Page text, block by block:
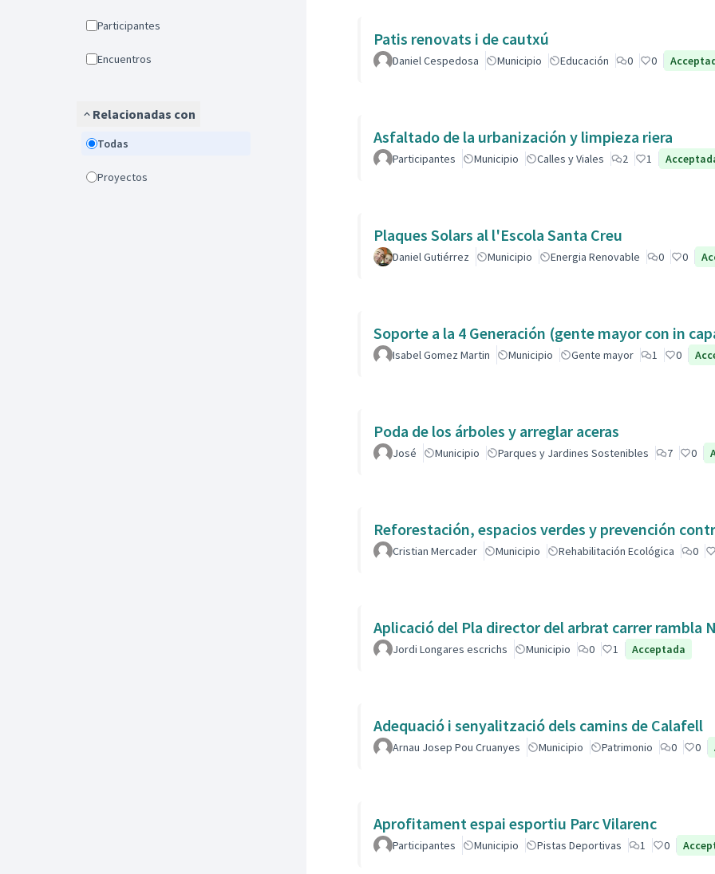
Participantes
Encuentros
Relacionadas con
Todas
Proyectos
Patis renovats i de cautxú
Daniel Cespedosa Municipio Educación 0 0
Asfaltado de la urbanización y limpieza riera
Participantes Municipio Calles y Viales 2 1
Plaques Solars al l'Escola Santa Creu
Daniel Gutiérrez Municipio Energia Renovable 0 0
Soporte a la 4 Generación (gente mayor con in
Isabel Gomez Martin Municipio Gente mayor 1 0
Poda de los árboles y arreglar aceras
José Municipio Parques y Jardines Sostenibles 7 0
Reforestación, espacios verdes y prevención
Cristian Mercader Municipio Rehabilitación Ecológica 0
Aplicació del Pla director del arbrat carrer rambla
Jordi Longares escrichs Municipio 0 1 Acceptada
Adequació i senyalització dels camins de Calafell
Arnau Josep Pou Cruanyes Municipio Patrimonio 0 0
Aprofitament espai esportiu Parc Vilarenc
Participantes Municipio Pistas Deportivas 1 0